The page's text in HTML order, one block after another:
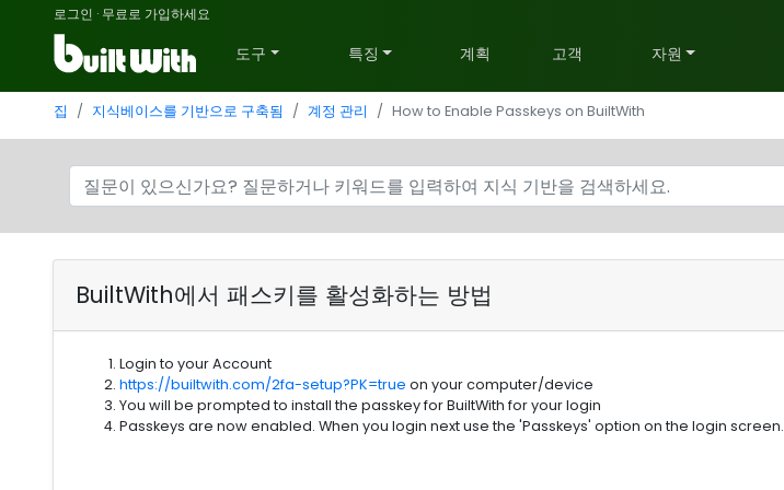
로그인 · 무료로 가입하세요
도구 특징 계획 고객 자원
집 지식베이스를 기반으로 구축됨 계정 관리 How to Enable Passkeys on BuiltWith
BuiltWith에서 패스키를 활성화하는 방법
Login to your Account
https://builtwith.com/2fa-setup?PK=true on your computer/device
You will be prompted to install the passkey for BuiltWith for your login
Passkeys are now enabled. When you login next use the 'Passkeys' option on the login screen.